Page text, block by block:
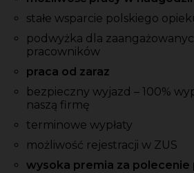
stałe wsparcie polskiego
podwyżka dla
pracowników
praca od zaraz
bezpieczny wyjazd – 100%
naszą firmę
terminowe wypłaty
możliwość rejestracji w ZUS
wysoka premia za polecenie